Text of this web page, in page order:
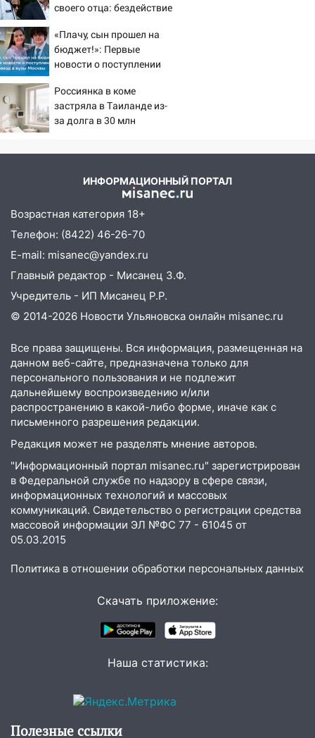
04:47
В Ульяновской области объявили
ракетную опасность: звучат сирены
07.08.2026
20:40
Ульяновские аграрии смогут
купить тракторы с отсрочкой платежа
до декабря
19:34
В следственном управлении
мероприятие, приуроченное к
празднованию Дня сотрудника органов
следствия Российской Федерации
19:30 Ульяновцев приглашают
поддержать «Симбирскую чебурашку»
на фестивале «ФормАРТ»
18:11 Ульяновская область стала
пилотным регионом проекта
«Культурное долголетие»
области на 8 августа
17:16 В реанимацию Ульяновской
областной больницы поступили шесть
новых аппаратов ИВЛ
16:51 В Чердаклинском районе
ремонтируют дороги, ставят остановки
и проводят новое освещение
16:35 В Ульяновске установили ещё
девять бункеров для крупногабаритного
мусора
16:26 В Ульяновске бесплатно покажут
разработают отечественный прибор для
Ульяновцы могут вернуть деньги
за абонементы закрывшегося фитнес-
клуба «Рекорд-Fitness»
После вмешательства
области привели в порядок детские
своего отца: бездействие
«Плачу, сын прошел на
бюджет!»: Первые
новости о поступлении
Москвы
Россиянка в коме
застряла в Таиланде из-
за долга в 30 млн
ИНФОРМАЦИОННЫЙ ПОРТАЛ
Возрастная категория 18+
Телефон: (8422) 46-26-70
E-mail: misanec@yandex.ru
Главный редактор - Мисанец З.Ф.
Учредитель - ИП Мисанец Р.Р.
© 2014-2026 Новости Ульяновска онлайн misanec.ru
Все права защищены. Вся информация, размещенная на
данном веб-сайте, предназначена только для
персонального пользования и не подлежит
дальнейшему воспроизведению и/или
распространению в какой-либо форме, иначе как с
письменного разрешения редакции.
Редакция может не разделять мнение авторов.
"Информационный портал misanec.ru" зарегистрирован
в Федеральной службе по надзору в сфере связи,
информационных технологий и массовых
коммуникаций. Свидетельство о регистрации средства
массовой информации ЭЛ №ФС 77 - 61045 от
05.03.2015
Политика в отношении обработки персональных данных
Скачать приложение:
Наша статистика:
Полезные ссылки